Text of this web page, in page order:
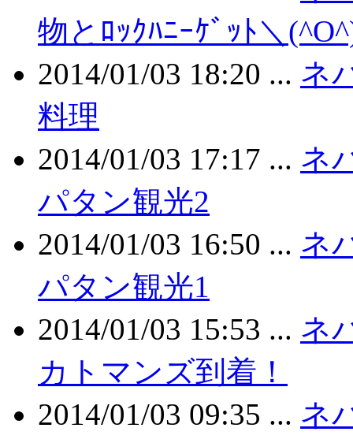
物とﾛｯｸﾊﾆｰｹﾞｯﾄ＼
2014/01/03 18:20 ... ネ
料理
2014/01/03 17:17 ... ネ
パタン観光2
2014/01/03 16:50 ... ネ
パタン観光1
2014/01/03 15:53 ... ネ
カトマンズ到着！
2014/01/03 09:35 ... ネ